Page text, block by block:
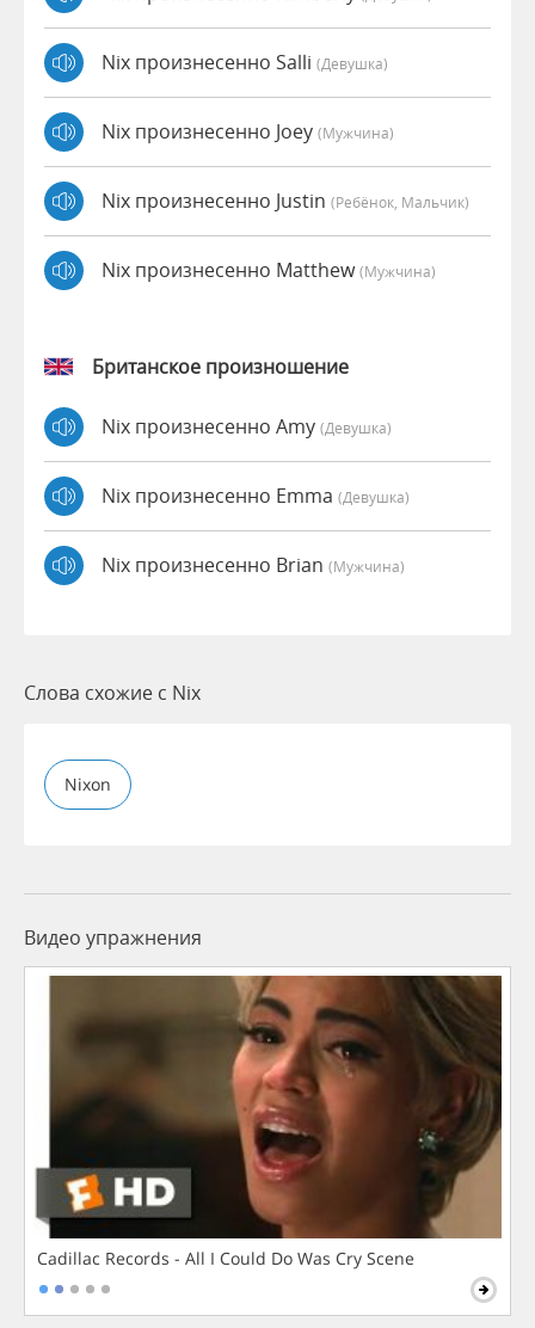
Nix произнесенно Salli (девушка)
Nix произнесенно Joey (мужчина)
Nix произнесенно Justin (Ребёнок, Мальчик)
Nix произнесенно Matthew(мужчина)
Британское произношение
Nix произнесенно Amy (девушка)
Nix произнесенно Emma (девушка)
Nix произнесенно Brian (мужчина)
Слова схожие с Nix
Nixon
Видео упражнения
Cadillac Records - All I Could Do Was Cry Scene